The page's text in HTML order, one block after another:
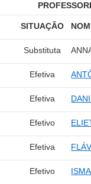
SITUAÇÃO
Substituta
Efetiva
Efetiva
Efetivo
Efetiva
Efetivo